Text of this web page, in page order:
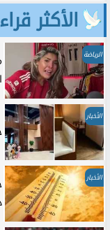
الأكثر
الرياضة
الأخبار
الأخبار